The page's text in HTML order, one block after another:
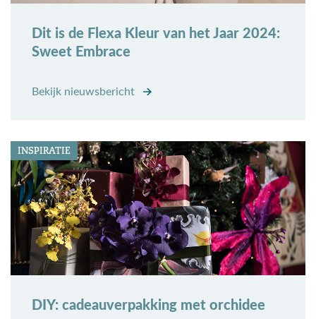
Dit is de Flexa Kleur van het Jaar 2024:
Sweet Embrace
Bekijk nieuwsbericht
INSPIRATIE
DIY: cadeauverpakking met orchidee